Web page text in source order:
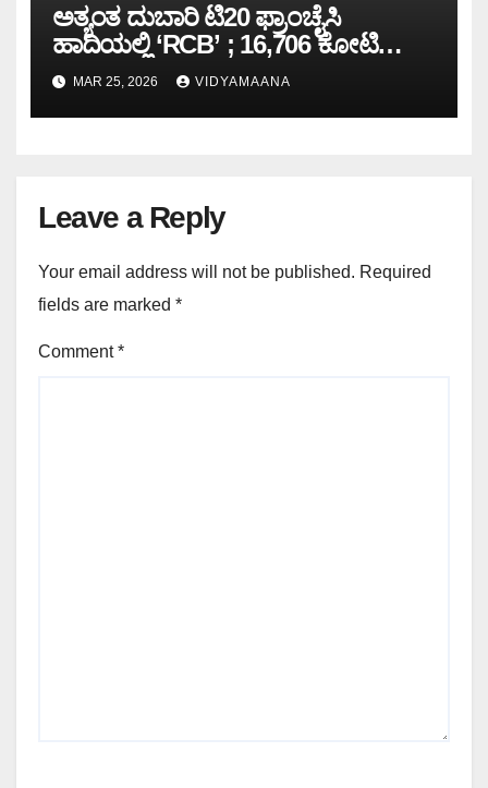
ಅತ್ಯಂತ ದುಬಾರಿ ಟಿ20 ಫ್ರಾಂಚೈಸಿ
ಹಾದಿಯಲ್ಲಿ ‘RCB’ ; 16,706 ಕೋಟಿ
ರೂ.ಗೆ ‘ಆದಿತ್ಯ ಬಿರ್ಲಾ’ ಪಾಲು
MAR 25, 2026 VIDYAMAANA
Leave a Reply
Your email address will not be published. Required
fields are marked *
Comment*